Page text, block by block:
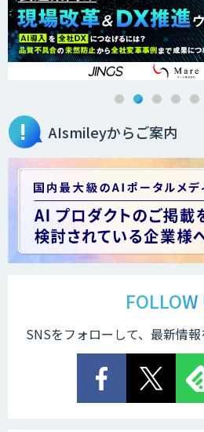
AIsmileyからご案内
FOLLOW
SNSをフォローして、最新情